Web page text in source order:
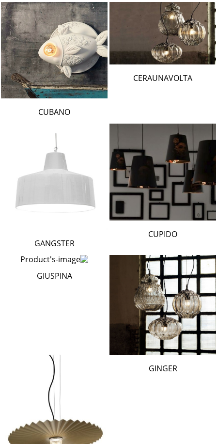
CERAUNAVOLTA
CUBANO
CUPIDO
GANGSTER
GINGER
GIUSPINA